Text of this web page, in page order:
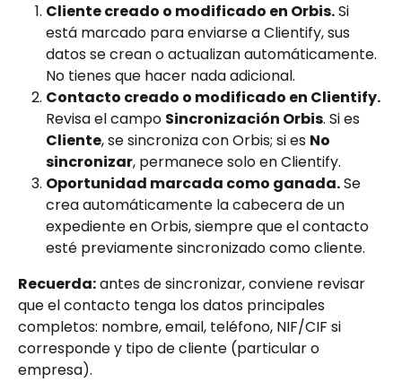
Cliente creado o modificado en Orbis. Si
está marcado para enviarse a Clientify, sus
datos se crean o actualizan automáticamente.
No tienes que hacer nada adicional.
Contacto creado o modificado en Clientify.
Revisa el campo Sincronización Orbis. Si es
Cliente, se sincroniza con Orbis; si es No
sincronizar, permanece solo en Clientify.
Oportunidad marcada como ganada. Se
crea automáticamente la cabecera de un
expediente en Orbis, siempre que el contacto
esté previamente sincronizado como cliente.
Recuerda: antes de sincronizar, conviene revisar
que el contacto tenga los datos principales
completos: nombre, email, teléfono, NIF/CIF si
corresponde y tipo de cliente (particular o
empresa).